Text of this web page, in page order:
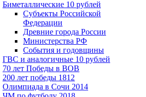
Биметаллические 10 рублей
Субъекты Российской
Федерации
Древние города России
Министерства РФ
События и годовщины
ГВС и аналогичные 10 рублей
70 лет Победы в ВОВ
200 лет победы 1812
Олимпиада в Сочи 2014